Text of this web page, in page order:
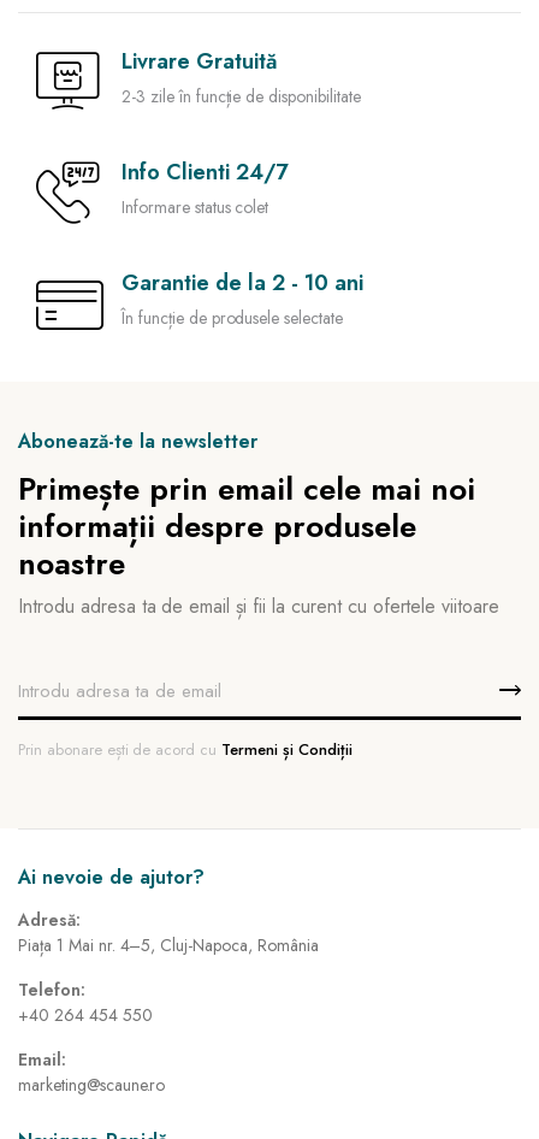
Livrare Gratuită
2-3 zile în funcție de disponibilitate
Info Clienti 24/7
Informare status colet
Garantie de la 2 - 10 ani
În funcție de produsele selectate
Abonează-te la newsletter
Primește prin email cele mai noi
informații despre produsele
noastre
Introdu adresa ta de email și fii la curent cu ofertele viitoare
Prin abonare ești de acord cu Termeni și Condiții
Ai nevoie de ajutor?
Adresă:
Piața 1 Mai nr. 4–5, Cluj-Napoca, România
Telefon:
+40 264 454 550
Email:
marketing@scaune.ro